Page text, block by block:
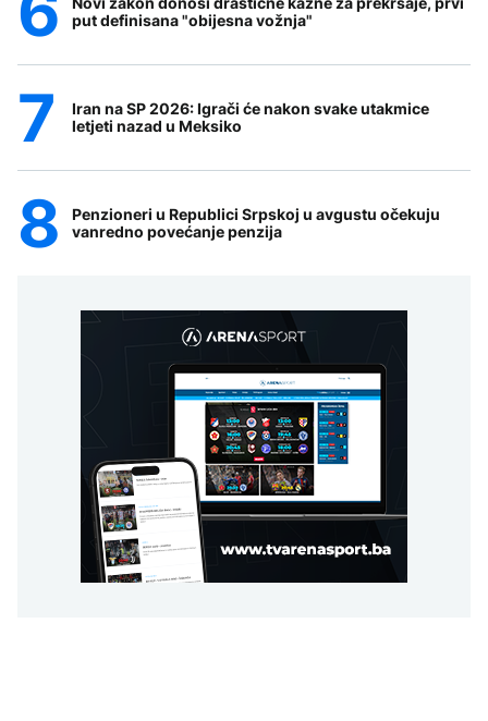
put definisana "obijesna vožnja"
Iran na SP 2026: Igrači će nakon svake utakmice
letjeti nazad u Meksiko
Penzioneri u Republici Srpskoj u avgustu očekuju
vanredno povećanje penzija